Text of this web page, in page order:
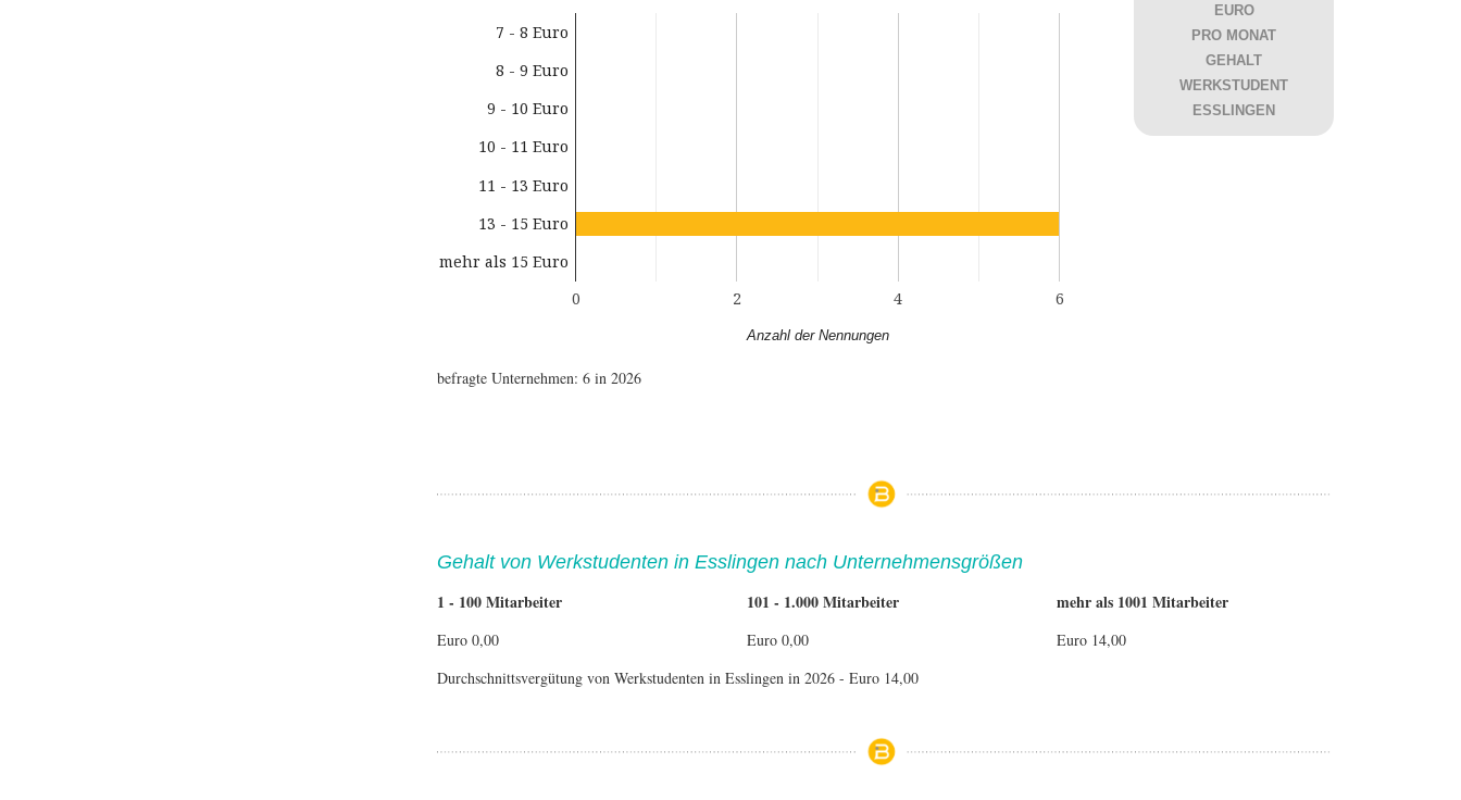
0 2 4 6
7 - 8 Euro
8 - 9 Euro
9 - 10 Euro
10 - 11 Euro
11 - 13 Euro
13 - 15 Euro
mehr als 15 Euro
Anzahl der Nennungen
befragte Unternehmen: 6 in 2026
EURO
PRO MONAT
GEHALT
WERKSTUDENT
ESSLINGEN
Gehalt von Werkstudenten in Esslingen nach Unternehmensgrößen
1 - 100 Mitarbeiter 101 - 1.000 Mitarbeiter mehr als 1001 Mitarbeiter
Euro 0,00 Euro 0,00
Euro 14,00
Durchschnittsvergütung von Werkstudenten in Esslingen in 2026 - Euro 14,00